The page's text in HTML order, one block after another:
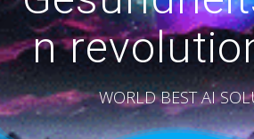
n
WORLD BEST AI